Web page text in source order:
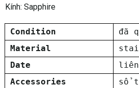
Kính: Sapphire
Condition
đã
Material
Date
Accessories
sổ